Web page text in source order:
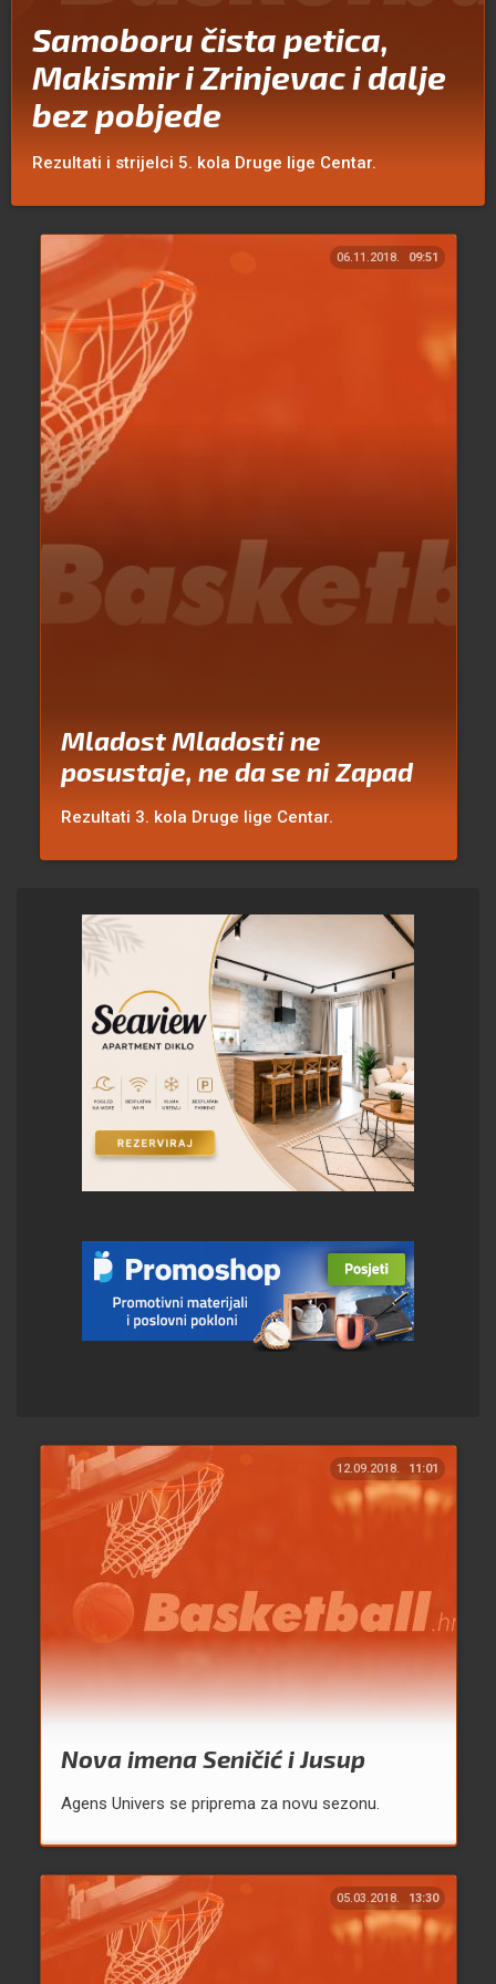
Samoboru čista petica,
Makismir i Zrinjevac i dalje
bez pobjede
Rezultati i strijelci 5. kola Druge lige Centar.
06.11.2018. 09:51
Mladost Mladosti ne
posustaje, ne da se ni Zapad
Rezultati 3. kola Druge lige Centar.
12.09.2018. 11:01
Nova imena Seničić i Jusup
Agens Univers se priprema za novu sezonu.
05.03.2018. 13:30